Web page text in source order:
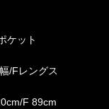
ケット
/Fレングス
F 89cm